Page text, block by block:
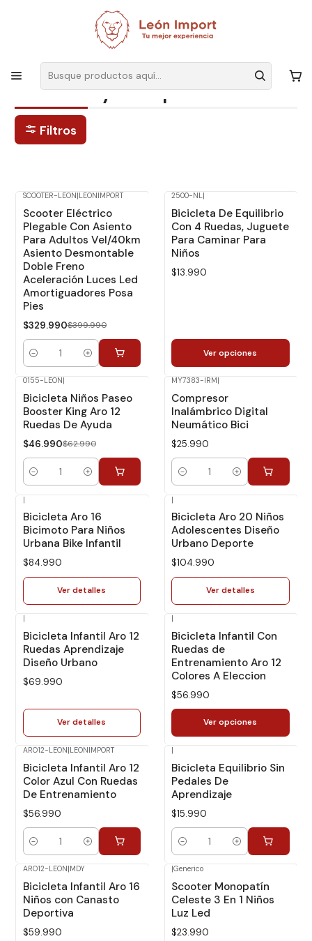
Envíos GRATIS
Bicicletas y Monopatín
Bicicletas y Monopatín
Filtros
Dcto.
SCOOTER-LEON LEONIMPORT
Scooter Eléctrico
Plegable Con Asiento
Para Adultos Vel/40km
Asiento Desmontable
Doble Freno
Aceleración Luces Led
Amortiguadores Posa
Pies
$329.990$399.990
Cantidad
2500-NL
Bicicleta De Equilibrio
Con 4 Ruedas, Juguete
Para Caminar Para
Niños
$13.990
Ver opciones
-25% Dcto.
0155-LEON
Bicicleta Niños Paseo
Booster King Aro 12
Ruedas De Ayuda
$46.990$62.990
Cantidad
MY7383-IRM
Compresor
Inalámbrico Digital
Neumático Bici
$25.990
Cantidad
No disponible
|
Bicicleta Aro 16
Bicimoto Para Niños
Urbana Bike Infantil
$84.990
Ver detalles
No disponible
|
Bicicleta Aro 20 Niños
Adolescentes Diseño
Urbano Deporte
$104.990
Ver detalles
No disponible
|
Bicicleta Infantil Aro 12
Ruedas Aprendizaje
Diseño Urbano
$69.990
Ver detalles
|
Bicicleta Infantil Con
Ruedas de
Entrenamiento Aro 12
Colores A Eleccion
$56.990
Ver opciones
ARO12-LEON|LEONIMPORT
Bicicleta Infantil Aro 12
Color Azul Con Ruedas
De Entrenamiento
$56.990
Cantidad
|
Bicicleta Equilibrio Sin
Pedales De
Aprendizaje
$15.990
Cantidad
ARO12-LEON|MDY
Bicicleta Infantil Aro 16
Niños con Canasto
Deportiva
$59.990
|Generico
Scooter Monopatín
Celeste 3 En 1 Niños
Luz Led
$23.990